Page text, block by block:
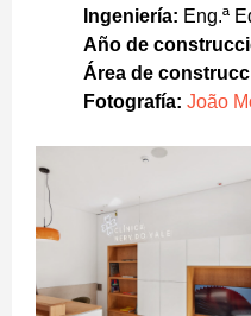
Ingeniería: Eng.ª
Año de
Área de
Fotografía: João